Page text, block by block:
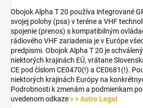
Obojok Alpha T 20 používa integrované
svojej polohy (psa) v teréne a VHF
spojenie (prenos) s kompatibilným
rádiového VHF zariadenia je v Európe
predpismi. Obojok Alpha T 20 je
niektorých krajinách EÚ, vrátane
CE pod číslom CE0470(!) a CE0681(!).
niektorých krajinách Európy na
Podrobnosti k zmenám a podmienkam
uvedenom odkaze> > Astro Legal